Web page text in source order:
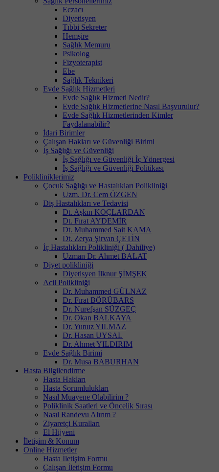
Eczacı
Diyetisyen
Tıbbi Sekreter
Hemşire
Sağlık Memuru
Psikolog
Fizyoterapist
Ebe
Sağlık Teknikeri
Evde Sağlık Hizmetleri
Evde Sağlık Hizmeti Nedir?
Evde Sağlık Hizmetlerine Nasıl Başvurulur?
Evde Sağlık Hizmetlerinden Kimler
Faydalanabilir?
İdari Birimler
Çalışan Hakları ve Güvenliği Birimi
İş Sağlığı ve Güvenliği
İş Sağlığı ve Güvenliği İç Yönergesi
İş Sağlığı ve Güvenliği Politikası
Polikliniklerimiz
Çocuk Sağlığı ve Hastalıkları Polikliniği
Uzm. Dr. Cem ÖZGEN
Diş Hastalıkları ve Tedavisi
Dt. Aşkın KOÇLARDAN
Dt. Fırat AYDEMİR
Dt. Muhammed Sait KAMA
Dt. Zerya Şirvan ÇETİN
İç Hastalıkları Polikliniği ( Dahiliye)
Uzman Dr. Ahmet BALAT
Diyet polikliniği
Diyetisyen İlknur ŞİMŞEK
Acil Polikliniği
Dr. Muhammed GÜLNAZ
Dr. Fırat BÖRÜBARS
Dr. Nurefşan SÜZGEÇ
Dr. Okan BALKAYA
Dr. Yunuz YILMAZ
Dr. Hasan UYSAL
Dr. Ahmet YILDIRIM
Evde Sağlık Birimi
Dr. Musa BABURHAN
Hasta Bilgilendirme
Hasta Hakları
Hasta Sorumlulukları
Nasıl Muayene Olabilirim ?
Poliklinik Saatleri ve Öncelik Sırası
Nasıl Randevu Alırım ?
Ziyaretçi Kuralları
El Hijyeni
İletişim & Konum
Online Hizmetler
Hasta İletişim Formu
Çalışan İletişim Formu